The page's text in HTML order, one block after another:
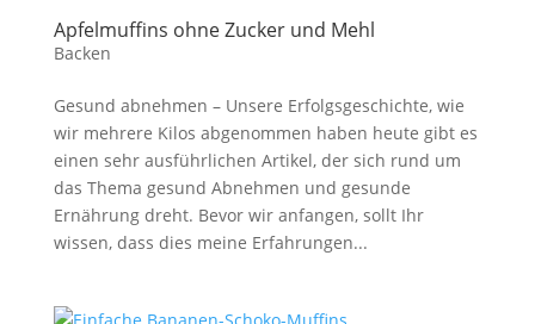
Apfelmuffins ohne Zucker und Mehl
Backen
Gesund abnehmen – Unsere Erfolgsgeschichte, wie
wir mehrere Kilos abgenommen haben heute gibt es
einen sehr ausführlichen Artikel, der sich rund um
das Thema gesund Abnehmen und gesunde
Ernährung dreht. Bevor wir anfangen, sollt Ihr
wissen, dass dies meine Erfahrungen...